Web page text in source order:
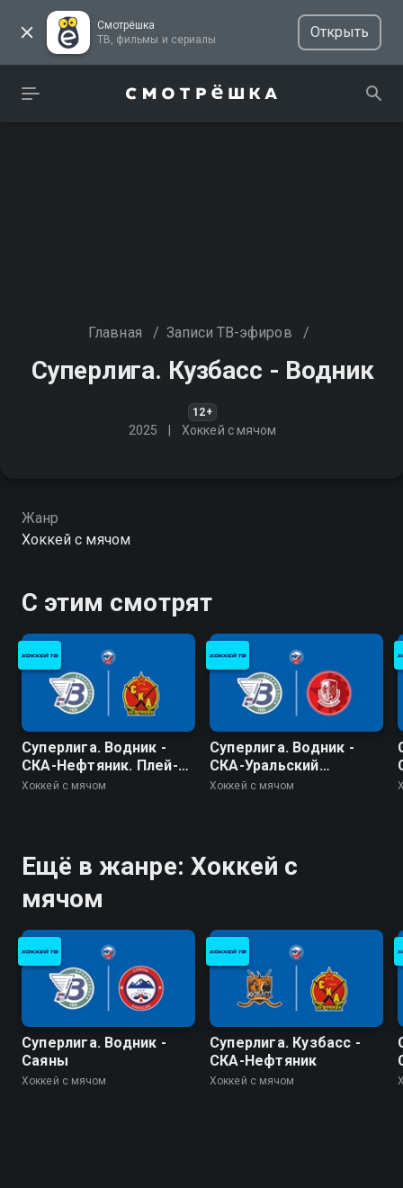
Смотрёшка
ТВ, фильмы и сериалы
Открыть
Главная / Записи ТВ-эфиров /
Суперлига. Кузбасс - Водник
12+
2025 Хоккей с мячом
Жанр
Хоккей с мячом
С этим смотрят
Суперлига. Водник -
СКА-Нефтяник. Плей-
офф
Хоккей с мячом
Суперлига. Водник -
СКА-Уральский
Трубник. Плей-офф
Хоккей с мячом
Ещё в жанре: Хоккей с
мячом
Суперлига. Водник -
Саяны
Хоккей с мячом
Суперлига. Кузбасс -
СКА-Нефтяник
Хоккей с мячом